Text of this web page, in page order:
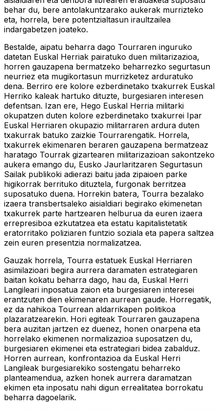
behar du, bere antolakuntzarako aukerak murrizteko
eta, horrela, bere potentzialtasun iraultzailea
indargabetzen joateko.
Bestalde, aipatu beharra dago Tourraren inguruko
datetan Euskal Herriak pairatuko duen militarizazioa,
horren gauzapena bermatzeko beharrezko segurtasun
neurriez eta mugikortasun murrizketez arduratuko
dena. Berriro ere kolore ezberdinetako txakurrek Euskal
Herriko kaleak hartuko dituzte, burgesiaren interesen
defentsan. Izan ere, Hego Euskal Herria militarki
okupatzen duten kolore ezberdinetako txakurrei Ipar
Euskal Herriaren okupazio militarraren ardura duten
txakurrak batuko zaizkie Tourrarengatik. Horrela,
txakurrek ekimenaren beraren gauzapena bermatzeaz
haratago Tourrak gizartearen militarizazioan sakontzeko
aukera emango du, Eusko Jaurlaritzaren Segurtasun
Sailak publikoki adierazi baitu jada zipaioen parke
higikorrak berrituko dituztela, furgonak berritzea
suposatuko duena. Horrekin batera, Tourra bezalako
izaera transbertsaleko aisialdiari begirako ekimenetan
txakurrek parte hartzearen helburua da euren izaera
errepresiboa ezkutatzea eta estatu kapitalistetatik
eratorritako poliziaren funtzio soziala eta papera saltzea
zein euren presentzia normalizatzea.
Gauzak horrela, Tourra estatuek Euskal Herriaren
asimilazioari begira aurrera daramaten estrategiaren
baitan kokatu beharra dago, hau da, Euskal Herri
Langileari inposatua zaion eta burgesiaren interesei
erantzuten dien ekimenaren aurrean gaude. Horregatik,
ez da nahikoa Tourrean aldarrikapen politikoa
plazaratzearekin. Hori egiteak Tourraren gauzapena
bera auzitan jartzen ez duenez, honen onarpena eta
horrelako ekimenen normalizazioa suposatzen du,
burgesiaren ekimenei eta estrategiari bidea zabalduz.
Horren aurrean, konfrontazioa da Euskal Herri
Langileak burgesiarekiko sostengatu beharreko
planteamendua, azken honek aurrera daramatzan
ekimen eta inposatu nahi digun errealitatea borrokatu
beharra dagoelarik.